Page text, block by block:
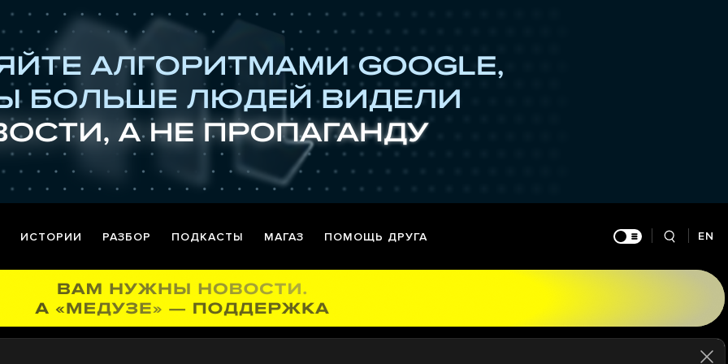
ИСТОРИИ РАЗБОР ПОДКАСТЫ МАГАЗ ПОМОЩЬ ДРУГА EN